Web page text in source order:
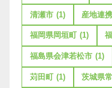
清瀬市 (1) 産地連
福岡県岡垣町 (1)
福島県会津若松市 (1)
苅田町 (1) 茨城県